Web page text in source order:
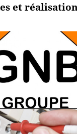
et